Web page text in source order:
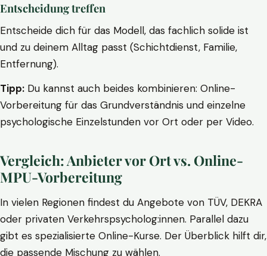
Entscheidung treffen
Entscheide dich für das Modell, das fachlich solide ist
und zu deinem Alltag passt (Schichtdienst, Familie,
Entfernung).
Tipp: Du kannst auch beides kombinieren: Online-
Vorbereitung für das Grundverständnis und einzelne
psychologische Einzelstunden vor Ort oder per Video.
Vergleich: Anbieter vor Ort vs. Online-
MPU-Vorbereitung
In vielen Regionen findest du Angebote von TÜV, DEKRA
oder privaten Verkehrspsycholog:innen. Parallel dazu
gibt es spezialisierte Online-Kurse. Der Überblick hilft dir,
die passende Mischung zu wählen.